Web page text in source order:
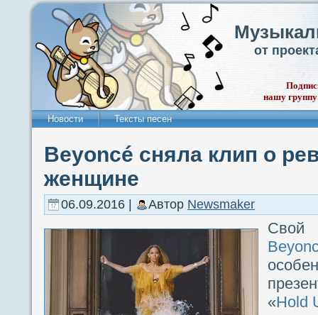
от
нашу
Новости Тексты песен
Beyoncé сняла клип о
женщине
06.09.2016 | Автор Newsmaker
Свой
«Hold